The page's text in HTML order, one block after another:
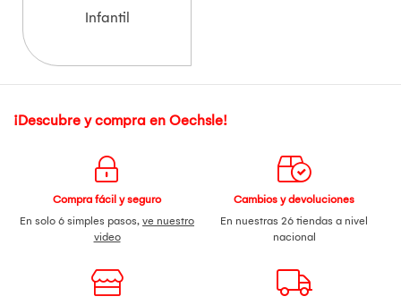
Infantil
¡Descubre y compra en Oechsle!
Compra fácil y seguro
En solo 6 simples pasos, ve nuestro
video
Cambios y devoluciones
En nuestras 26 tiendas a nivel
nacional